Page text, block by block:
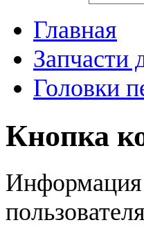
Главная
Запчасти
Головки
Кнопка
Информация